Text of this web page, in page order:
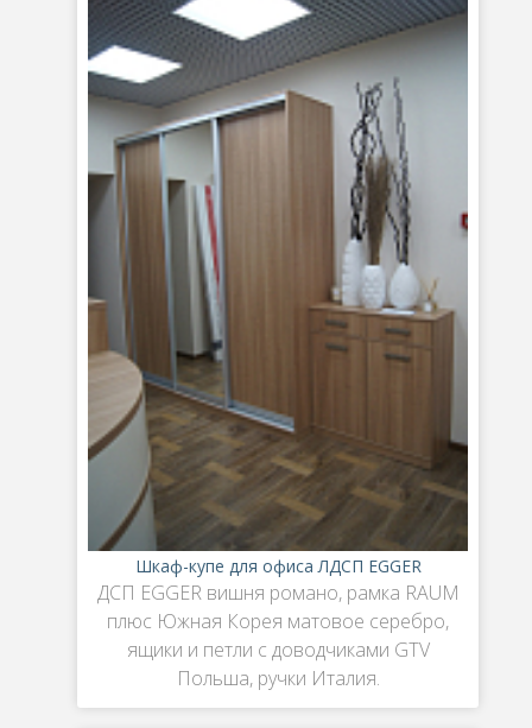
Шкаф-купе для офиса ЛДСП EGGER
ДСП EGGER вишня романо, рамка RAUM
плюс Южная Корея матовое серебро,
ящики и петли с доводчиками GTV
Польша, ручки Италия.